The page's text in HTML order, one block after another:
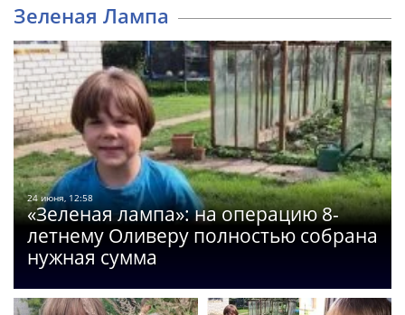
Зеленая Лампа
24 июня, 12:58
«Зеленая лампа»: на операцию 8-
летнему Оливеру полностью собрана
нужная сумма